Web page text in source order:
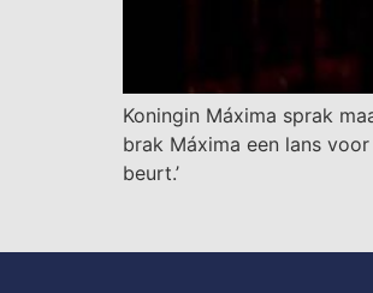
Koningin Máxima sprak
brak Máxima een lans
beurt.’